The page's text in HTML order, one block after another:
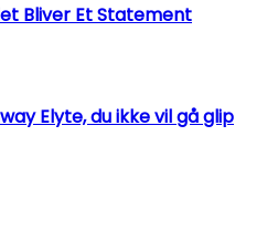
Bliver Et Statement
Elyte, du ikke vil gå glip